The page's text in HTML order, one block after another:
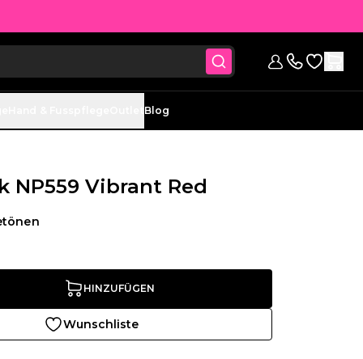
Zur
Blog
NP559 Vibrant Red
HINZUFÜGEN
Wunschliste